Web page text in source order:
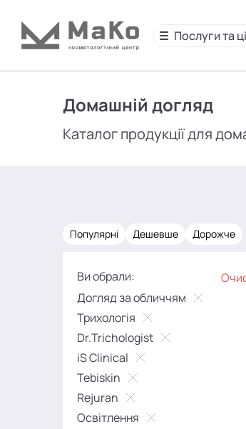
Послуги та
Домашній догляд
Каталог продукції для
Популярні Дешевше Дорожче
Ви обрали:
Догляд за обличчям
Трихологія
Dr.Trichologist
iS Clinical
Tebiskin
Rejuran
Освітлення